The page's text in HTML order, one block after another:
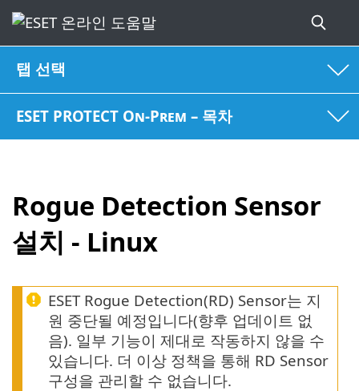
탭 선택
ESET PROTECT On-Prem – 목차
Rogue Detection Sensor
설치 - Linux
ESET Rogue Detection(RD) Sensor는 지
원 중단될 예정입니다(향후 업데이트 없
음). 일부 기능이 제대로 작동하지 않을 수
있습니다. 더 이상 정책을 통해 RD Sensor
구성을 관리할 수 없습니다.